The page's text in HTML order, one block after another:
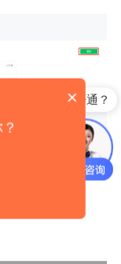
进入添加界面；
付即积分怎么开通？
×